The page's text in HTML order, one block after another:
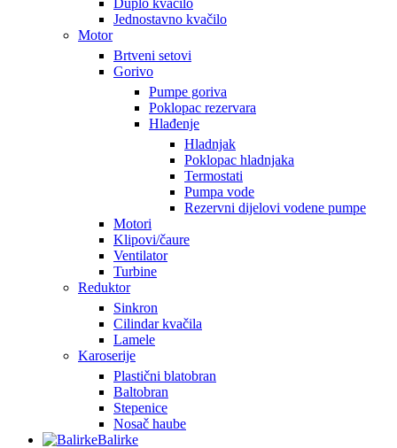
Duplo kvačilo
Jednostavno kvačilo
Motor
Brtveni setovi
Gorivo
Pumpe goriva
Poklopac rezervara
Hlađenje
Hladnjak
Poklopac hladnjaka
Termostati
Pumpa vode
Rezervni dijelovi vodene pumpe
Motori
Klipovi/čaure
Ventilator
Turbine
Reduktor
Sinkron
Cilindar kvačila
Lamele
Karoserije
Plastični blatobran
Baltobran
Stepenice
Nosač haube
Balirke